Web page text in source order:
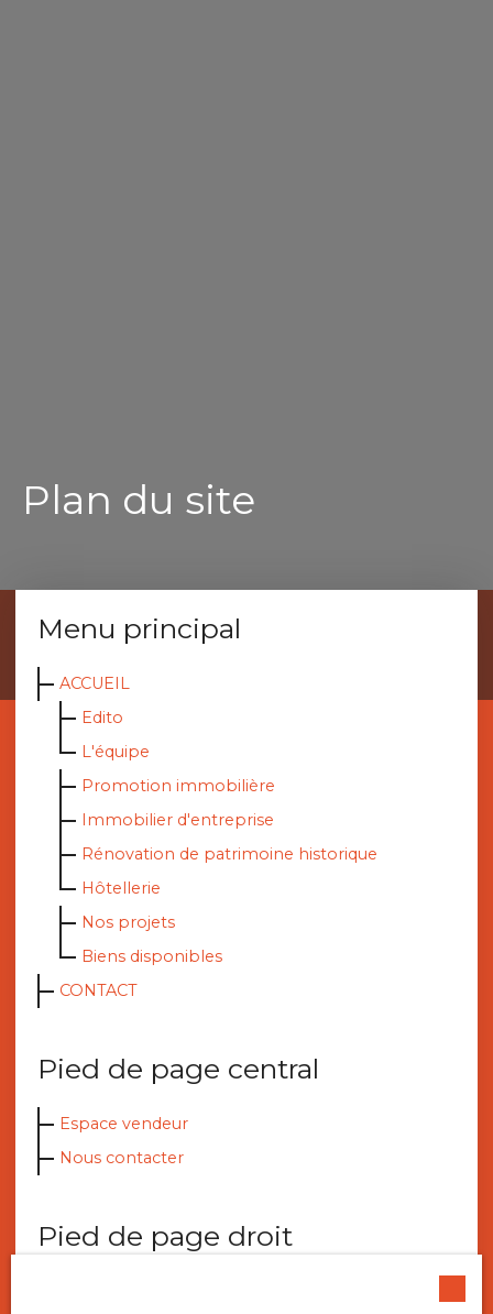
Plan du site
Menu principal
ACCUEIL
Edito
L'équipe
Promotion immobilière
Immobilier d'entreprise
Rénovation de patrimoine historique
Hôtellerie
Nos projets
Biens disponibles
CONTACT
Pied de page central
Espace vendeur
Nous contacter
Pied de page droit